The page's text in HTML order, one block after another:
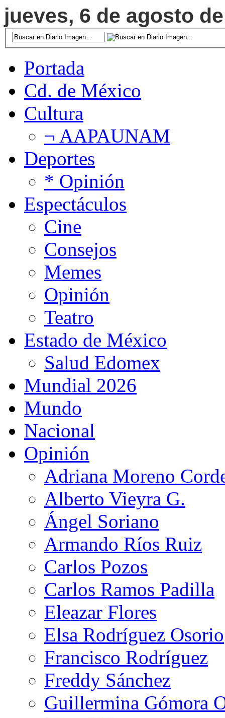
jueves, 6 de agosto
Portada
Cd. de México
Cultura
¬ AAPAUNAM
Deportes
* Opinión
Espectáculos
Cine
Consejos
Memes
Opinión
Teatro
Estado de México
Salud Edomex
Mundial 2026
Mundo
Nacional
Opinión
Adriana Moreno
Alberto Vieyra G.
Ángel Soriano
Armando Ríos Ruiz
Carlos Pozos
Carlos Ramos Padilla
Eleazar Flores
Elsa Rodríguez Osorio
Francisco Rodríguez
Freddy Sánchez
Guillermina Gómora